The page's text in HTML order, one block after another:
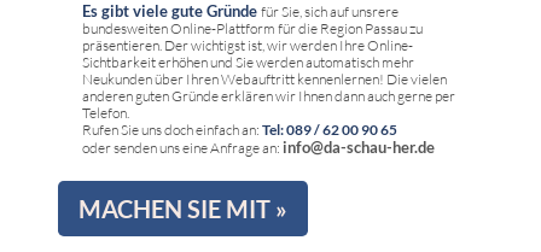
Es gibt viele gute Gründe für Sie, sich auf unsrere
bundesweiten Online-Plattform für die Region Passau zu
präsentieren. Der wichtigst ist, wir werden Ihre Online-
Sichtbarkeit erhöhen und Sie werden automatisch mehr
Neukunden über Ihren Webauftritt kennenlernen! Die vielen
anderen guten Gründe erklären wir Ihnen dann auch gerne per
Telefon.
Rufen Sie uns doch einfach an: Tel: 089 / 62 00 90 65
oder senden uns eine Anfrage an: info@da-schau-her.de
MACHEN SIE MIT »